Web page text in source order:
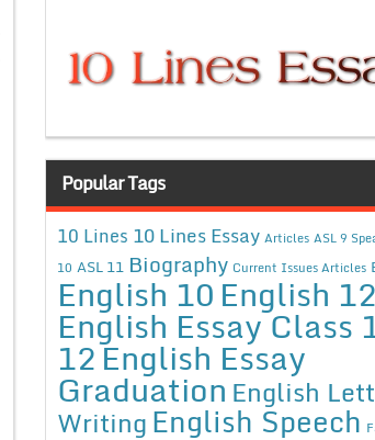
Popular Tags
10 Lines 10 Lines Essay Articles ASL 9
10 ASL 11 Biography Current Issues Articles
English 10English 12
English Essay Class
12English Essay
Graduation English
WritingEnglish Speech